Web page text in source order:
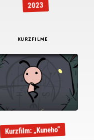
2023
KURZFILME
Kurzfilm: „Kuneho“